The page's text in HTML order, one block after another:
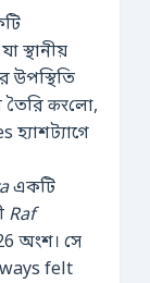
স্থানীয়
উপস্থিতি
তৈরি करলো,
হ্যাশট্যাগে
একটি
Raf
অংশ। সে
felt